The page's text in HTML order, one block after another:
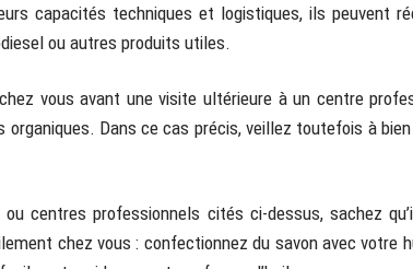
capacités techniques et logistiques, ils peuvent
ou autres produits utiles.
vous avant une visite ultérieure à un centre
Dans ce cas précis, veillez toutefois à
centres professionnels cités ci-dessus, sachez
chez vous : confectionnez du savon avec votre